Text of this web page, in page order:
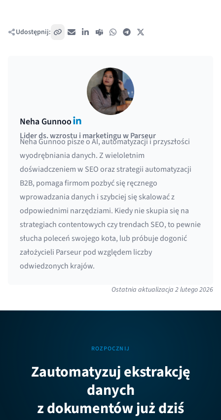
Udostępnij: Skopiuj link
E-mail LinkedIn
Teams WhatsAppTelegram
Neha GunnooLinkedIn
Lider ds. wzrostu i marketingu w Parseur
Neha Gunnoo pisze o AI, automatyzacji i przyszłości
wyodrębniania danych. Z wieloletnim
doświadczeniem w SEO oraz strategii automatyzacji
B2B, pomaga firmom pozbyć się ręcznego
wprowadzania danych i szybciej się skalować z
odpowiednimi narzędziami. Kiedy nie skupia się na
strategiach contentowych czy trendach SEO, to pewnie
słucha poleceń swojego kota, lub próbuje dogonić
założycieli Parseur pod względem liczby
odwiedzonych krajów.
Ostatnia aktualizacja 2 lutego 2026
ROZPOCZNIJ
Zautomatyzuj ekstrakcję
danych
z dokumentów już dziś